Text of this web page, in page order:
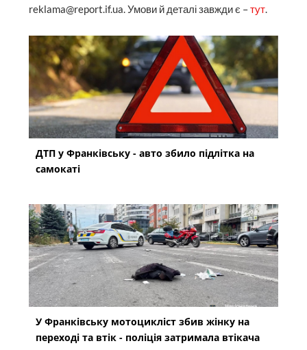
reklama@report.if.ua. Умови й деталі завжди є –тут.
ДТП у Франківську - авто збило підлітка на
самокаті
У Франківську мотоцикліст збив жінку на
переході та втік - поліція затримала втікача